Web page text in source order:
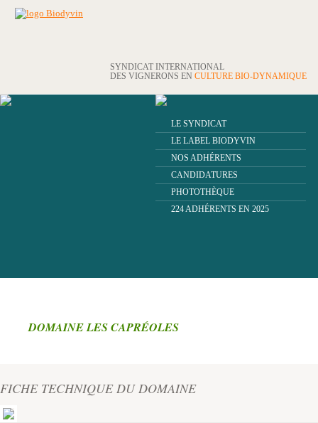
SYNDICAT INTERNATIONAL
DES VIGNERONS EN CULTURE BIO-DYNAMIQUE
LE SYNDICAT
LE LABEL BIODYVIN
NOS ADHÉRENTS
CANDIDATURES
PHOTOTHÈQUE
224 ADHÉRENTS EN 2025
DOMAINE LES CAPRÉOLES
FICHE TECHNIQUE DU DOMAINE